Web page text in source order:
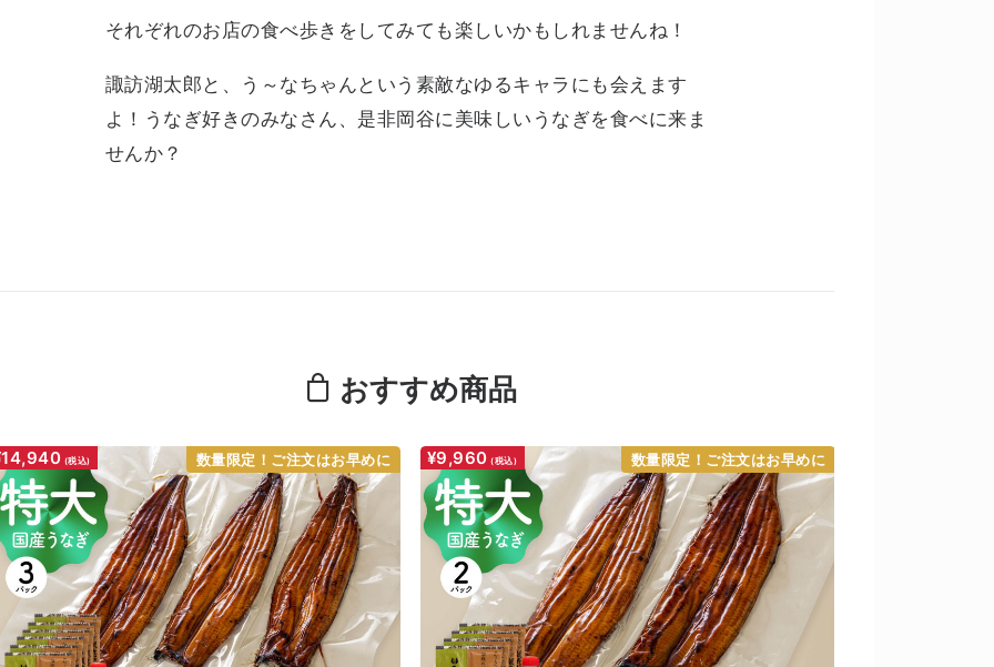
それぞれのお店の食べ歩きをしてみても楽しいかもしれませんね！
諏訪湖太郎と、う～なちゃんという素敵なゆるキャラにも会えます
よ！うなぎ好きのみなさん、是非岡谷に美味しいうなぎを食べに来ま
せんか？
おすすめ商品
数量限定！ご注文はお早めに
(税込) 数量限定！ご注文はお早めに
¥9,960 (税込)